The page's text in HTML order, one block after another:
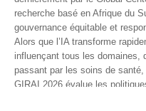
recherche basé en Afrique du
gouvernance équitable et
Alors que l’IA transforme
influençant tous les domaines,
passant par les soins de santé,
GIRAI 2026 évalue les
conditions générales de